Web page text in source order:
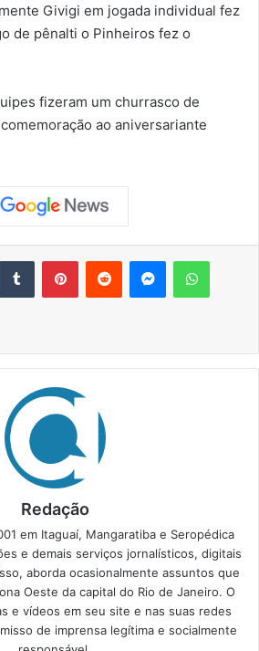
Givigi em jogada individual fez
de pênalti o Pinheiros fez o
fizeram um churrasco de
ao aniversariante
Redação
em Itaguaí, Mangaratiba e Seropédica
e demais serviços jornalísticos, digitais
aborda ocasionalmente assuntos que
Oeste da capital do Rio de Janeiro. O
e vídeos em seu site e nas suas redes
de imprensa legítima e socialmente